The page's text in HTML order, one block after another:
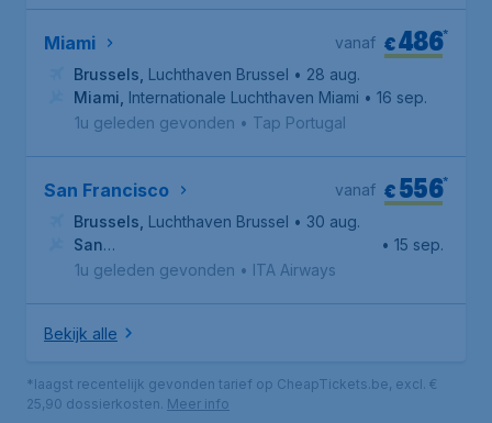
Miami €486*
vanaf
Brussels Luchthaven Brussel • 28 aug.
Miami Internationale Luchthaven Miami • 16 sep.
1u geleden gevonden • Tap Portugal
San Francisco €556*
vanaf
Brussels Luchthaven Brussel • 30 aug.
San
Francisco, Internationale luchthaven van San Francisco
• 15 sep.
1u geleden gevonden • ITA Airways
Bekijk alle
*laagst recentelijk gevonden tarief op CheapTickets.be, excl. €
25,90 dossierkosten. Meer info